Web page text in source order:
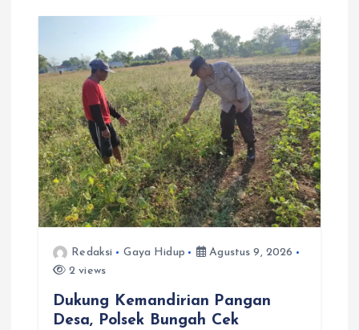
Redaksi Gaya Hidup
Agustus 9, 2026
2 views
Dukung Kemandirian Pangan
Desa, Polsek Bungah Cek